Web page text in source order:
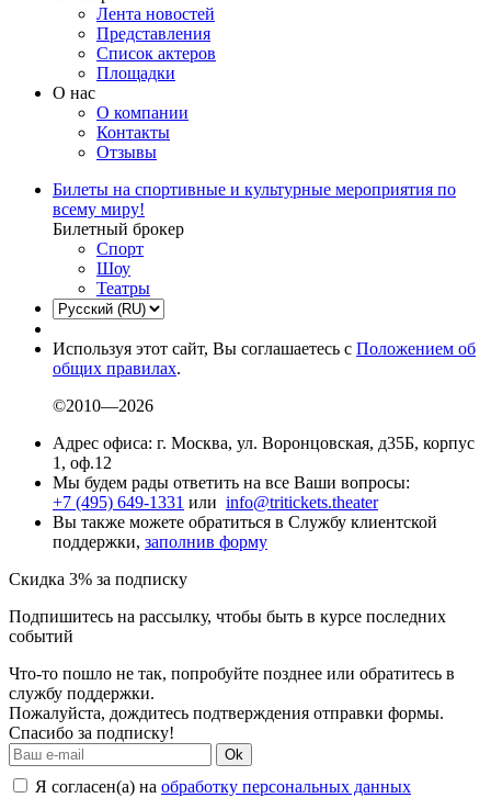
Лента новостей
Представления
Список актеров
Площадки
О нас
О компании
Контакты
Отзывы
Билеты на спортивные и культурные мероприятия по
всему миру!
Билетный брокер
Спорт
Шоу
Театры
Используя этот сайт, Вы соглашаетесь с Положением об
общих правилах.
©2010—2026
Адрес офиса: г. Москва, ул. Воронцовская, д35Б, корпус
1, оф.12
Мы будем рады ответить на все Ваши вопросы:
+7 (495) 649-1331 или info@tritickets.theater
Вы также можете обратиться в Службу клиентской
поддержки, заполнив форму
Скидка 3% за подписку
Подпишитесь на рассылку, чтобы быть в курсе последних
событий
Что-то пошло не так, попробуйте позднее или обратитесь в
службу поддержки.
Пожалуйста, дождитесь подтверждения отправки формы.
Спасибо за подписку!
Ok
Я согласен(а) на обработку персональных данных